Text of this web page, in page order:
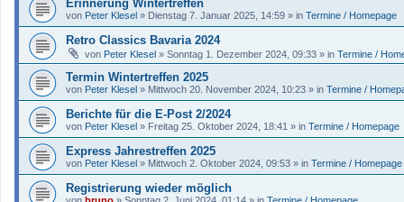
Erinnerung Wintertreffen
von Peter Klesel » Dienstag 7. Januar 2025, 14:59 » in Termine / Homepage
Retro Classics Bavaria 2024
von Peter Klesel » Sonntag 1. Dezember 2024, 09:33 » in Termine /
Termin Wintertreffen 2025
von Peter Klesel » Mittwoch 20. November 2024, 10:23 » in Termine /
Berichte für die E-Post 2/2024
von Peter Klesel » Freitag 25. Oktober 2024, 18:41 » in Termine / Homepage
Express Jahrestreffen 2025
von Peter Klesel » Mittwoch 2. Oktober 2024, 09:53 » in Termine / Homepage
Registrierung wieder möglich